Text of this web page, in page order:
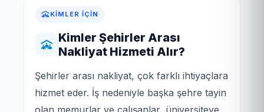
KIMLER İÇIN
Kimler Şehirler Arası
Nakliyat Hizmeti Alır?
Şehirler arası nakliyat, çok farklı ihtiyaçlara
hizmet eder. İş nedeniyle başka şehre tayin
olan memurlar ve çalışanlar, üniversiteye